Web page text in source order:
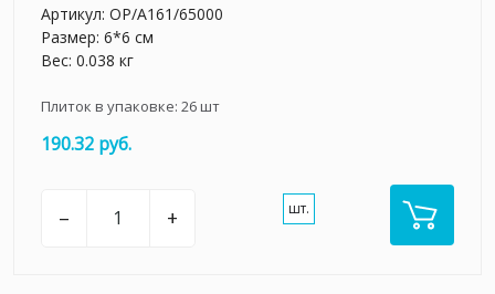
Артикул: OP/A161/65000
Размер: 6*6 см
Вес: 0.038 кг
Плиток в упаковке: 26шт
190.32 руб.
– + шт.